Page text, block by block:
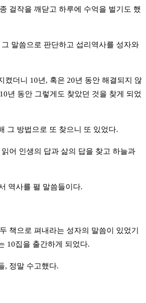
걸작을 깨닫고 하루에 수억을 벌기도 했
말씀으로 판단하고 섭리역사를 성자와
켰더니 10년, 혹은 20년 동안 해결되지 않
년 동안 그렇게도 찾았던 것을 찾게 되었
그 방법으로 또 찾으니 또 있었다.
어 인생의 답과 삶의 답을 찾고 하늘과
역사를 펼 말씀들이다.
책으로 펴내라는 성자의 말씀이 있었기
10집을 출간하게 되었다.
, 정말 수고했다.